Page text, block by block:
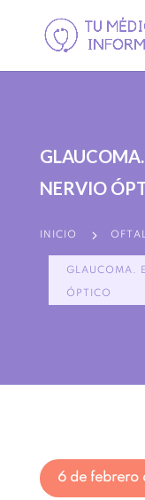
NERVIO
INICIO 5
GLAUCOMA.
ÓPTICO
6 de febrero